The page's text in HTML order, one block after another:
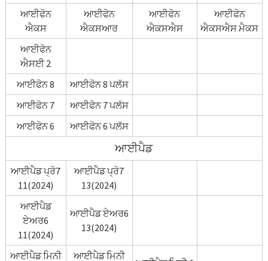
ਆਈਫੋਨ
ਐਕਸ
ਆਈਫੋਨ
ਐਕਸਆਰ
ਆਈਫੋਨ
ਐਕਸਐਸ
ਆਈਫੋਨ
ਐਕਸਐਸ ਮੈਕਸ
ਆਈਫੋਨ
ਐਸਈ 2
ਆਈਫੋਨ 8
ਆਈਫੋਨ 8 ਪਲੱਸ
ਆਈਫੋਨ 7
ਆਈਫੋਨ 7 ਪਲੱਸ
ਆਈਫੋਨ 6
ਆਈਫੋਨ 6 ਪਲੱਸ
ਆਈਪੈਡ
ਆਈਪੈਡ ਪ੍ਰੋ7
11(2024)
ਆਈਪੈਡ ਪ੍ਰੋ7
13(2024)
ਆਈਪੈਡ
ਏਅਰ6
11(2024)
ਆਈਪੈਡ ਏਅਰ6
13(2024)
ਆਈਪੈਡ ਮਿਨੀ ਆਈਪੈਡ ਮਿਨੀ